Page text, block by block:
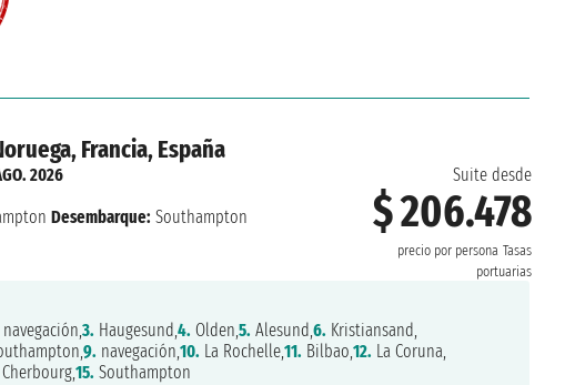
Francia, España
Suite desde
$ 206.478
precio por persona Tasas
portuarias
2026
Desembarque: Southampton
navegación,3. Haugesund,4. Olden,5. Alesund,6. Kristiansand,
9. navegación,10. La Rochelle,11. Bilbao,12. La Coruna,
Cherbourg,15. Southampton